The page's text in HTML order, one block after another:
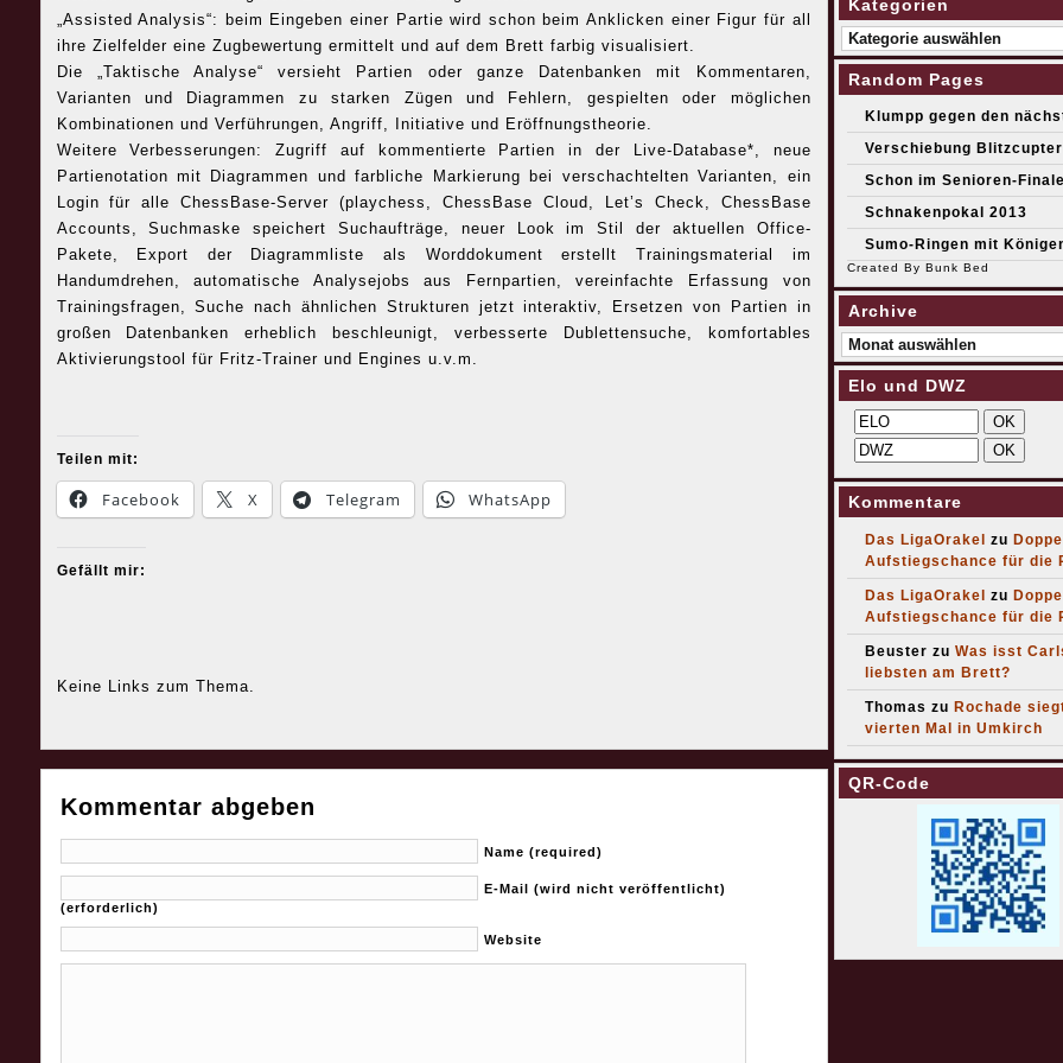
„Assisted Analysis“: beim Eingeben einer Partie wird schon beim Anklicken einer Figur für all
ihre Zielfelder eine Zugbewertung ermittelt und auf dem Brett farbig visualisiert.
Die „Taktische Analyse“ versieht Partien oder ganze Datenbanken mit Kommentaren,
Varianten und Diagrammen zu starken Zügen und Fehlern, gespielten oder möglichen
Kombinationen und Verführungen, Angriff, Initiative und Eröffnungstheorie.
Weitere Verbesserungen: Zugriff auf kommentierte Partien in der Live-Database*, neue
Partienotation mit Diagrammen und farbliche Markierung bei verschachtelten Varianten, ein
Login für alle ChessBase-Server (playchess, ChessBase Cloud, Let’s Check, ChessBase
Accounts, Suchmaske speichert Suchaufträge, neuer Look im Stil der aktuellen Office-
Pakete, Export der Diagrammliste als Worddokument erstellt Trainingsmaterial im
Handumdrehen, automatische Analysejobs aus Fernpartien, vereinfachte Erfassung von
Trainingsfragen, Suche nach ähnlichen Strukturen jetzt interaktiv, Ersetzen von Partien in
großen Datenbanken erheblich beschleunigt, verbesserte Dublettensuche, komfortables
Aktivierungstool für Fritz-Trainer und Engines u.v.m.
Teilen mit:
Facebook X Telegram WhatsApp
Gefällt mir:
Keine Links zum Thema.
Kommentar abgeben
Name (required)
E-Mail (wird nicht veröffentlicht)
(erforderlich)
Website
Kategorien
Kategorien
Random Pages
Klumpp gegen den
Verschiebung
Schon im Senioren-Finale
Schnakenpokal 2013
Sumo-Ringen mit
Created By Bunk Bed
Archive
Archive
Elo und DWZ
Kommentare
Das LigaOrakel zu
Aufstiegschance für die
Das LigaOrakel zu
Aufstiegschance für die
Beuster zu Was isst
liebsten am Brett?
Thomas zu Rochade
vierten Mal in Umkirch
QR-Code